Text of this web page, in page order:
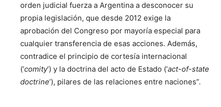
orden judicial fuerza a Argentina a desconocer su
propia legislación, que desde 2012 exige la
aprobación del Congreso por mayoría especial para
cualquier transferencia de esas acciones. Además,
contradice el principio de cortesía internacional
(’comity’) y la doctrina del acto de Estado (’act-of-state
doctrine’), pilares de las relaciones entre naciones”.